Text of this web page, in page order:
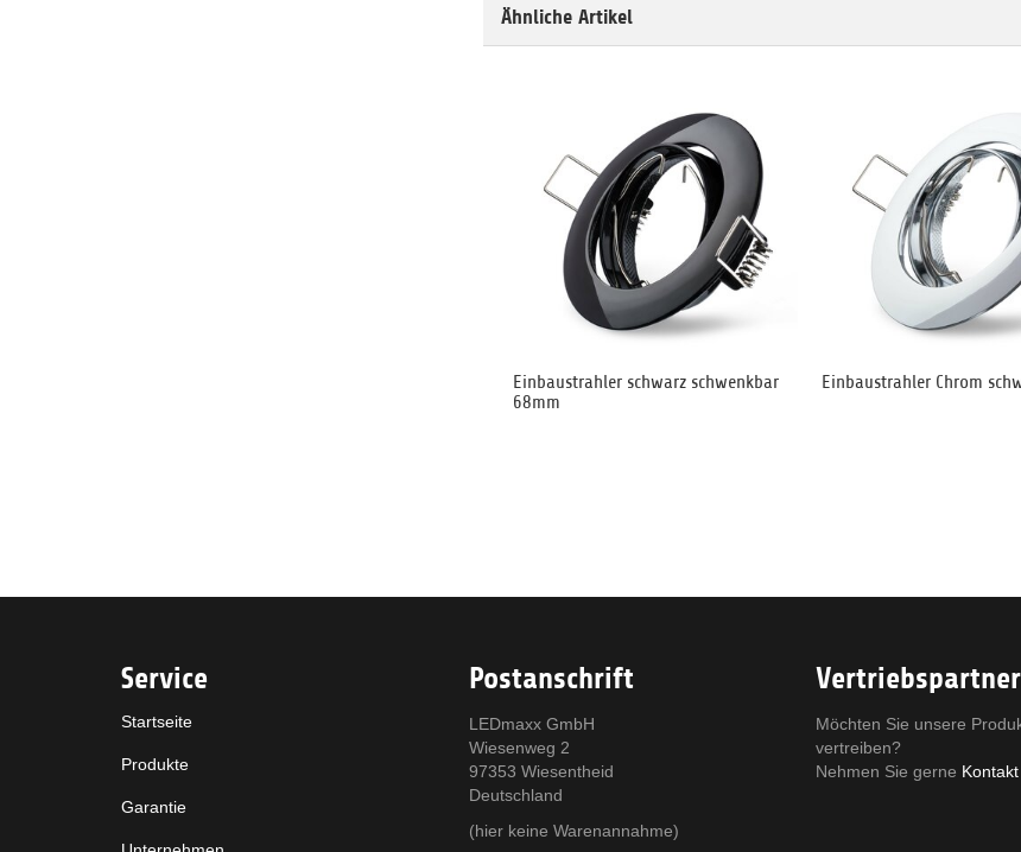
Ähnliche Artikel
Einbaustrahler schwarz schwenkbar
68mm
Einbaustrahler Chrom
Service
Startseite
Produkte
Garantie
Postanschrift
LEDmaxx GmbH
Wiesenweg 2
97353 Wiesentheid
Deutschland
(hier keine Warenannahme)
Möchten Sie unsere
vertreiben?
Nehmen Sie gerne Kontakt